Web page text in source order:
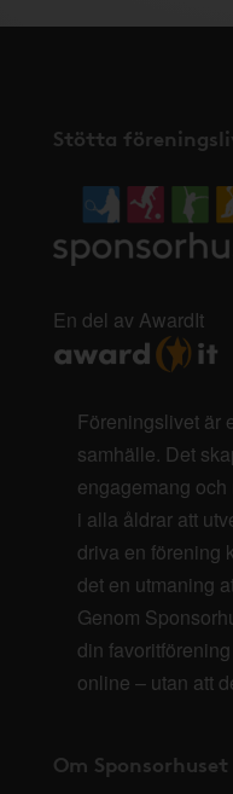
Stötta
En del av AwardIt
Föreningslivet är
samhälle. Det
engagemang
i alla åldrar att
driva en förening
det en utmaning
Genom
din
online – utan att
Om Sponsorhuset